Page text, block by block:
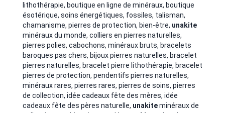
lithothérapie, boutique en ligne de minéraux, boutique
ésotérique, soins énergétiques, fossiles, talisman,
chamanisme, pierres de protection, bien-être, unakite
minéraux du monde, colliers en pierres naturelles,
pierres polies, cabochons, minéraux bruts, bracelets
baroques pas chers, bijoux pierres naturelles, bracelet
pierres naturelles, bracelet pierre lithothérapie, bracelet
pierres de protection, pendentifs pierres naturelles,
minéraux rares, pierres rares, pierres de soins, pierres
de collection, idée cadeaux fête des mères, idée
cadeaux fête des pères naturelle, unakiteminéraux de